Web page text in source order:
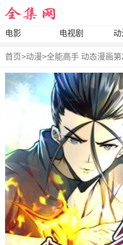
电影 电视剧 动
首页>动漫>全能高手 动态漫画第